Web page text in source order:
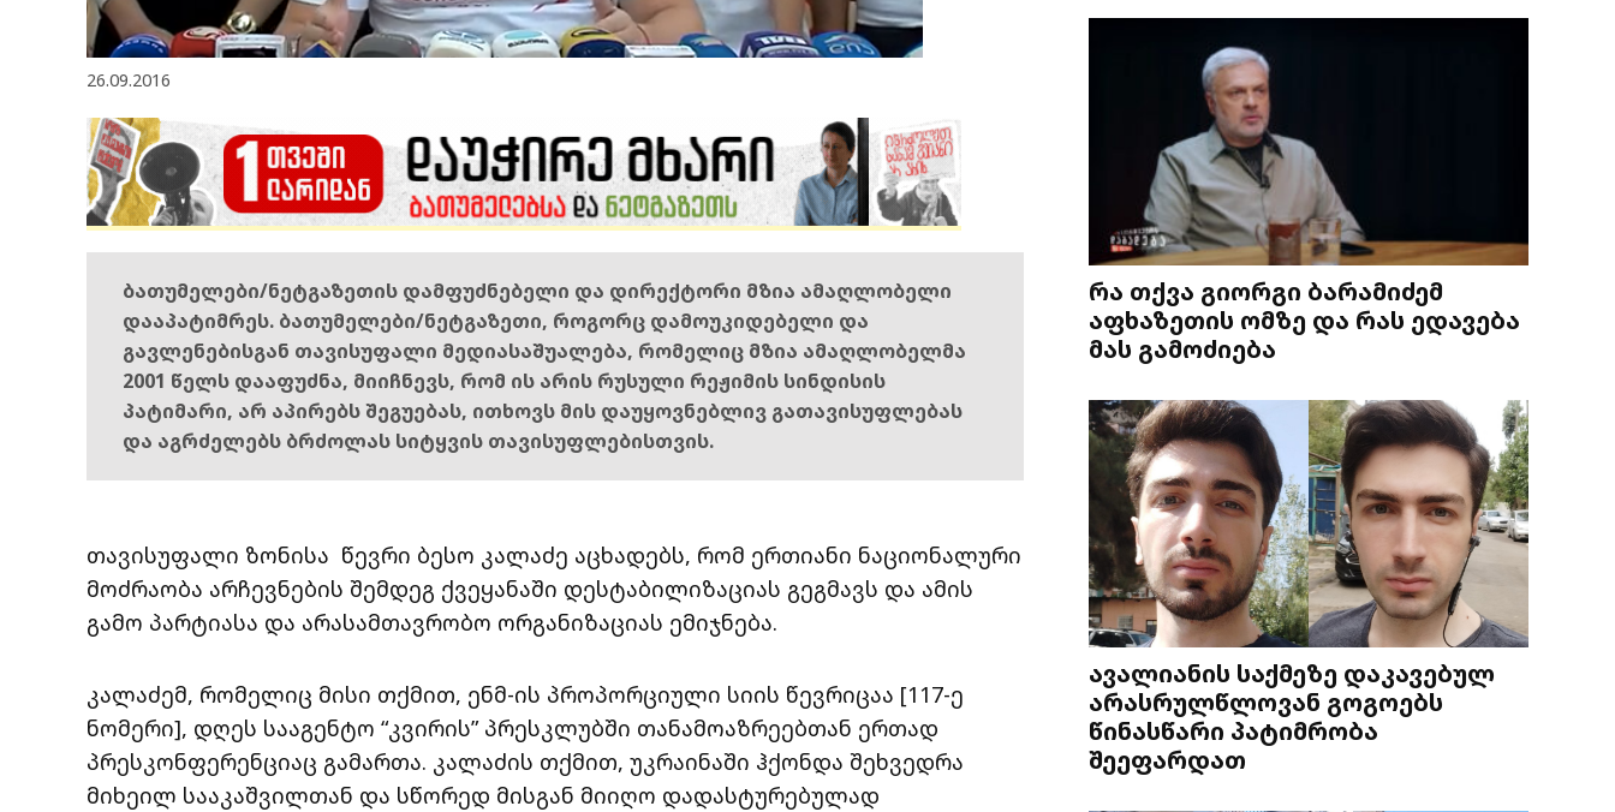
26.09.2016
ბათუმელები/ნეტგაზეთის დამფუძნებელი და დირექტორი მზია ამაღლობელი
დააპატიმრეს. ბათუმელები/ნეტგაზეთი, როგორც დამოუკიდებელი და
გავლენებისგან თავისუფალი მედიასაშუალება, რომელიც მზია ამაღლობელმა
2001 წელს დააფუძნა, მიიჩნევს, რომ ის არის რუსული რეჟიმის სინდისის
პატიმარი, არ აპირებს შეგუებას, ითხოვს მის დაუყოვნებლივ გათავისუფლებას
და აგრძელებს ბრძოლას სიტყვის თავისუფლებისთვის.
თავისუფალი ზონისა წევრი ბესო კალაძე აცხადებს, რომ ერთიანი ნაციონალური
მოძრაობა არჩევნების შემდეგ ქვეყანაში დესტაბილიზაციას გეგმავს და ამის
გამო პარტიასა და არასამთავრობო ორგანიზაციას ემიჯნება.
კალაძემ, რომელიც მისი თქმით, ენმ-ის პროპორციული სიის წევრიცაა [117-ე
ნომერი], დღეს სააგენტო “კვირის” პრესკლუბში თანამოაზრეებთან ერთად
პრესკონფერენციაც გამართა. კალაძის თქმით, უკრაინაში ჰქონდა შეხვედრა
მიხეილ სააკაშვილთან და სწორედ მისგან მიიღო დადასტურებულად
რა თქვა გიორგი ბარამიძემ
აფხაზეთის ომზე და რას ედავება
მას გამოძიება
ავალიანის საქმეზე დაკავებულ
არასრულწლოვან გოგოებს
წინასწარი პატიმრობა
შეეფარდათ